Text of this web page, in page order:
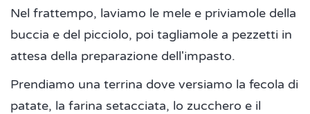
Nel frattempo, laviamo le mele e priviamole della
buccia e del picciolo, poi tagliamole a pezzetti in
attesa della preparazione dell'impasto.
Prendiamo una terrina dove versiamo la fecola di
patate, la farina setacciata, lo zucchero e il